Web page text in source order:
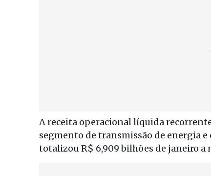
A receita operacional líquida
segmento de transmissão de energia
totalizou R$ 6,909 bilhões de janeiro a